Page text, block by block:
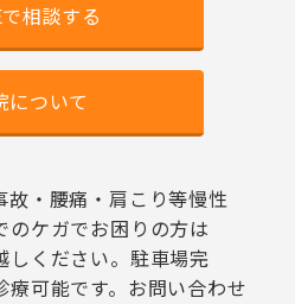
相談する
について
故・腰痛・肩こり等慢性
のケガでお困りの方は
しください。駐車場完
可能です。お問い合わせ